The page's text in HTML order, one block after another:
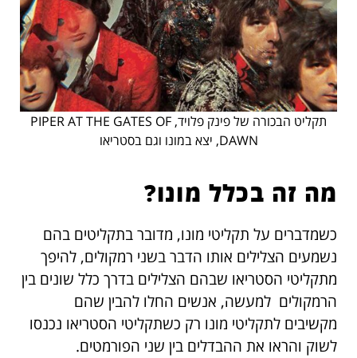
תקליט הבכורה של פינק פלויד, PIPER AT THE GATES OF
DAWN, יצא במונו וגם בסטריאו
מה זה בכלל מונו?
כשמדברים על תקליטי מונו, מדובר בתקליטים בהם
נשמעים הצלילים אותו הדבר בשני רמקולים, להיפך
מתקליטי הסטריאו שבהם הצלילים בדרך כלל שונים בין
הרמקולים למעשה, אנשים החלו להבין שהם
מקשיבים לתקליטי מונו רק כשתקליטי הסטריאו נכנסו
לשוק והראו את ההבדלים בין שני הפורמטים.